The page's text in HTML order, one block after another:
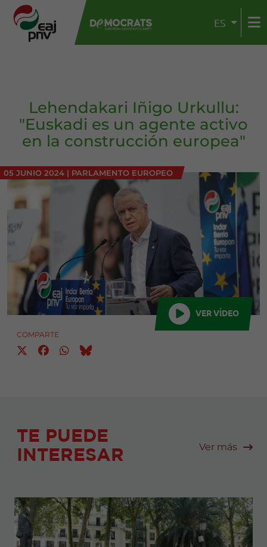
ES
Lehendakari Iñigo Urkullu:
"Euskadi es un agente activo
en la construcción europea"
05 JUNIO 2024 | PARLAMENTO EUROPEO
VER VÍDEO
COMPARTE
TE PUEDE
INTERESAR
Ver más